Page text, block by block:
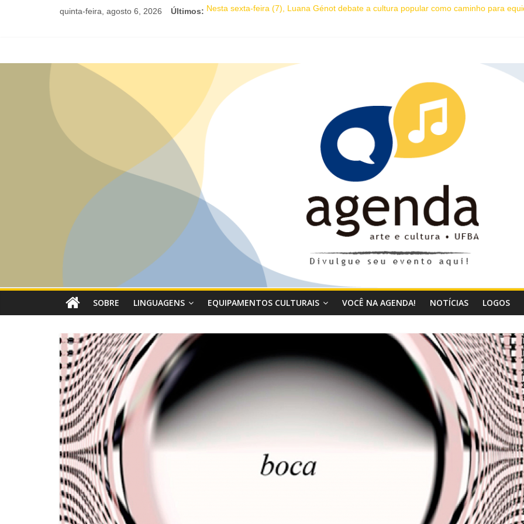
quinta-feira, agosto 6, 2026 Últimos: Nesta sexta-feira (7), Luana Génot debate a cultura popular como caminho para
Comédia romântica “O que vem depois” reestreia na Casa Preta e convida público
SOBRE LINGUAGENS EQUIPAMENTOS CULTURAIS VOCÊ NA AGENDA! NOTÍCIAS LOGOS